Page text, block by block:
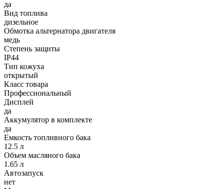
да
Вид топлива
дизельное
Обмотка альтернатора двигателя
медь
Степень защиты
IP44
Тип кожуха
открытый
Класс товара
Профессиональный
Дисплей
да
Аккумулятор в комплекте
да
Емкость топливного бака
12.5 л
Объем масляного бака
1.65 л
Автозапуск
нет